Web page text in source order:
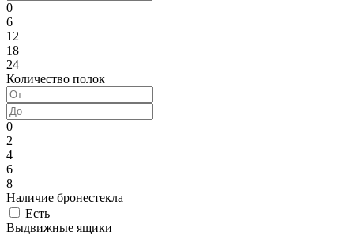
0
6
12
18
24
Количество полок
0
2
4
6
8
Наличие бронестекла
Есть
Выдвижные ящики